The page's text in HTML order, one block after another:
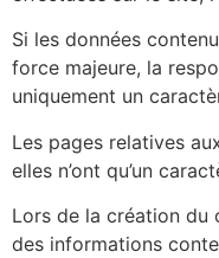
Si les données
force majeure, la
uniquement un
Les pages relatives
elles n’ont qu’un
Lors de la création du
des informations